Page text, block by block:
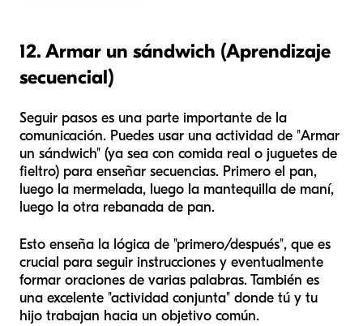
12. Armar un sándwich (Aprendizaje
secuencial)
Seguir pasos es una parte importante de la
comunicación. Puedes usar una actividad de "Armar
un sándwich" (ya sea con comida real o juguetes de
fieltro) para enseñar secuencias. Primero el pan,
luego la mermelada, luego la mantequilla de maní,
luego la otra rebanada de pan.
Esto enseña la lógica de "primero/después", que es
crucial para seguir instrucciones y eventualmente
formar oraciones de varias palabras. También es
una excelente "actividad conjunta" donde tú y tu
hijo trabajan hacia un objetivo común.